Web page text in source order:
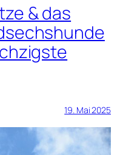
& das
19. Mai 2025